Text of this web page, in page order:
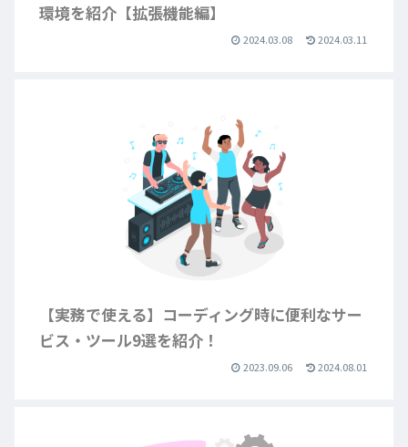
環境を紹介【拡張機能編】
2024.03.08 2024.03.11
【実務で使える】コーディング時に便利なサー
ビス・ツール9選を紹介！
2023.09.06 2024.08.01